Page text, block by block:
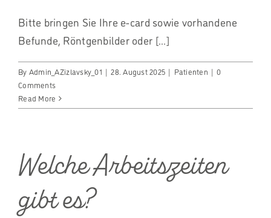
Bitte bringen Sie Ihre e-card sowie vorhandene
Befunde, Röntgenbilder oder [...]
By Admin_AZizlavsky_01 | 28. August 2025 | Patienten | 0
Comments
Read More
Welche Arbeitszeiten
gibt es?